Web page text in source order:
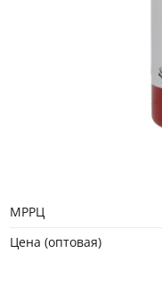
МРРЦ
Цена (оптовая)